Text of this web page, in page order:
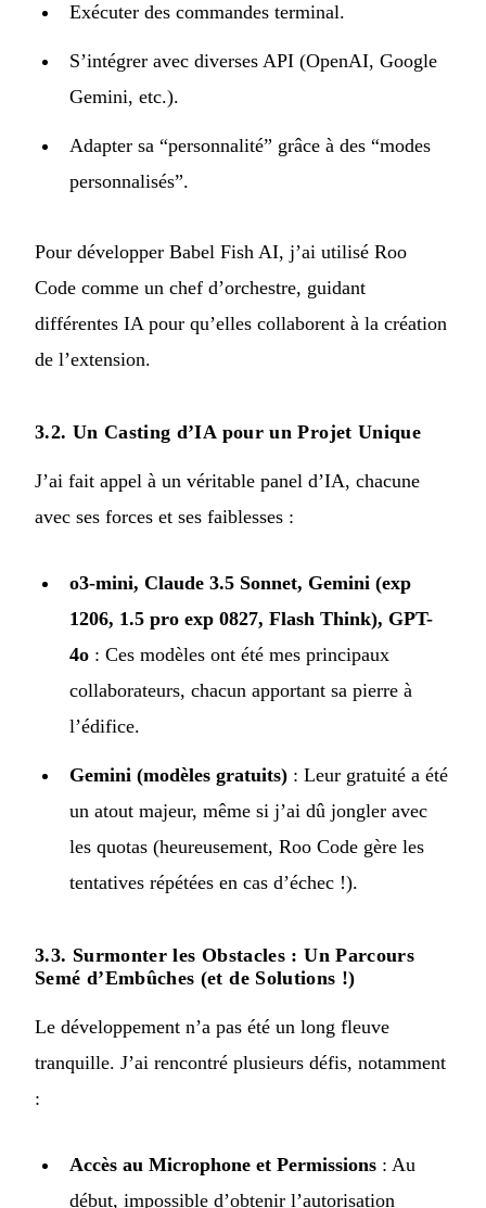
Exécuter des commandes terminal.
S’intégrer avec diverses API (OpenAI, Google
Gemini, etc.).
Adapter sa “personnalité” grâce à des “modes
personnalisés”.
Pour développer Babel Fish AI, j’ai utilisé Roo
Code comme un chef d’orchestre, guidant
différentes IA pour qu’elles collaborent à la création
de l’extension.
3.2. Un Casting d’IA pour un Projet Unique
J’ai fait appel à un véritable panel d’IA, chacune
avec ses forces et ses faiblesses :
o3-mini, Claude 3.5 Sonnet, Gemini (exp
1206, 1.5 pro exp 0827, Flash Think), GPT-
4o : Ces modèles ont été mes principaux
collaborateurs, chacun apportant sa pierre à
l’édifice.
Gemini (modèles gratuits) : Leur gratuité a été
un atout majeur, même si j’ai dû jongler avec
les quotas (heureusement, Roo Code gère les
tentatives répétées en cas d’échec !).
3.3. Surmonter les Obstacles : Un Parcours
Semé d’Embûches (et de Solutions !)
Le développement n’a pas été un long fleuve
tranquille. J’ai rencontré plusieurs défis, notamment
:
Accès au Microphone et Permissions : Au
début, impossible d’obtenir l’autorisation